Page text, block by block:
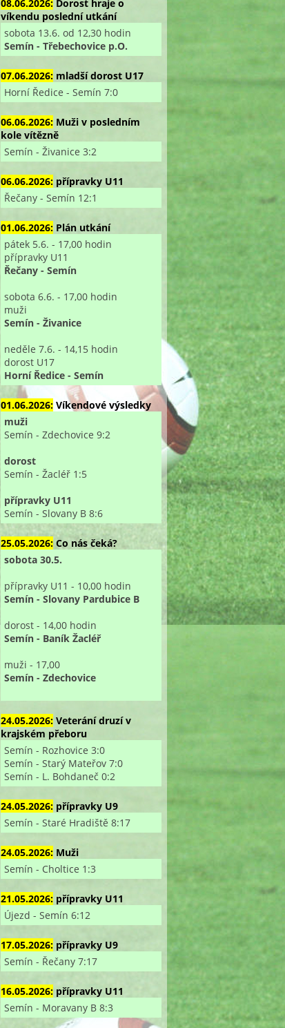
08.06.2026: Dorost hraje o
víkendu poslední utkání
sobota 13.6. od 12,30 hodin
Semín - Třebechovice p.O.
07.06.2026: mladší dorost U17
Horní Ředice - Semín 7:0
06.06.2026: Muži v posledním
kole vítězně
Semín - Živanice 3:2
06.06.2026: přípravky U11
Řečany - Semín 12:1
01.06.2026: Plán utkání
pátek 5.6. - 17,00 hodin
přípravky U11
Řečany - Semín
sobota 6.6. - 17,00 hodin
muži
Semín - Živanice
neděle 7.6. - 14,15 hodin
dorost U17
Horní Ředice - Semín
01.06.2026: Víkendové výsledky
muži
Semín - Zdechovice 9:2
dorost
Semín - Žacléř 1:5
přípravky U11
Semín - Slovany B 8:6
25.05.2026: Co nás čeká?
sobota 30.5.
přípravky U11 - 10,00 hodin
Semín - Slovany Pardubice B
dorost - 14,00 hodin
Semín - Baník Žacléř
muži - 17,00
Semín - Zdechovice
24.05.2026: Veterání druzí v
krajském přeboru
Semín - Rozhovice 3:0
Semín - Starý Mateřov 7:0
Semín - L. Bohdaneč 0:2
24.05.2026: přípravky U9
Semín - Staré Hradiště 8:17
24.05.2026: Muži
Semín - Choltice 1:3
21.05.2026: přípravky U11
Újezd - Semín 6:12
17.05.2026: přípravky U9
Semín - Řečany 7:17
16.05.2026: přípravky U11
Semín - Moravany B 8:3